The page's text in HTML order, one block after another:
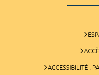
ACCESSIBILITÉ :